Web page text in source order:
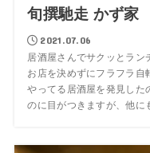
旬撰馳走 かず家
2021.07.06
居酒屋さんでサクッとラン
お店を決めずにフラフラ自
やってる居酒屋を発見した
のに目がつきますが、他に